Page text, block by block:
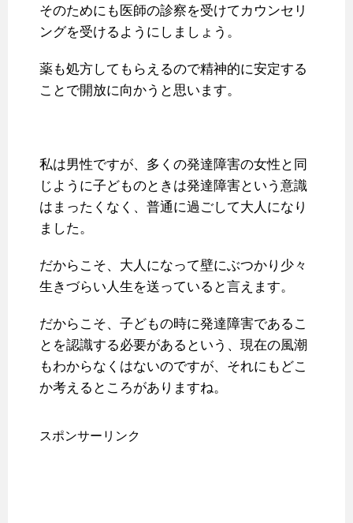
そのためにも医師の診察を受けてカウンセリ
ングを受けるようにしましょう。
薬も処方してもらえるので精神的に安定する
ことで開放に向かうと思います。
私は男性ですが、多くの発達障害の女性と同
じように子どものときは発達障害という意識
はまったくなく、普通に過ごして大人になり
ました。
だからこそ、大人になって壁にぶつかり少々
生きづらい人生を送っていると言えます。
だからこそ、子どもの時に発達障害であるこ
とを認識する必要があるという、現在の風潮
もわからなくはないのですが、それにもどこ
か考えるところがありますね。
スポンサーリンク